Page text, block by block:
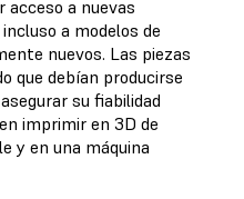
acceso a nuevas
a modelos de
nuevos. Las piezas
que debían producirse
su fiabilidad
imprimir en 3D de
y en una máquina